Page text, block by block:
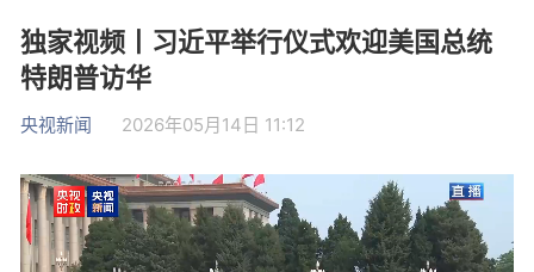
独家视频丨习近平举行仪式欢迎美国总统
特朗普访华
央视新闻 2026年05月14日 11:12